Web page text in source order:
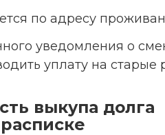
по адресу
уведомления о
уплату на старые
выкупа долга